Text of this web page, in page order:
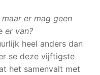
er mag geen
er van?
heel anders dan
se deze vijftigste
het samenvalt met